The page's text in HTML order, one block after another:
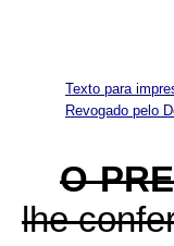
Texto para
Revogado pelo
O
lhe